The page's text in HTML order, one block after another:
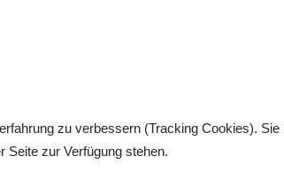
zu verbessern (Tracking Cookies). Sie
Seite zur Verfügung stehen.